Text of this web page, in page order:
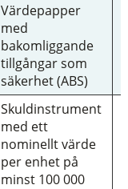
Värdepapper
med
bakomliggande
tillgångar som
säkerhet (ABS)
Skuldinstrument
med ett
nominellt värde
per enhet på
minst 100 000